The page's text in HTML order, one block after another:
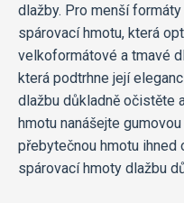
dlažby. Pro menší
spárovací hmotu, která
velkoformátové a tmavé
která podtrhne její
dlažbu důkladně očistěte
hmotu nanášejte
přebytečnou hmotu
spárovací hmoty dlažbu